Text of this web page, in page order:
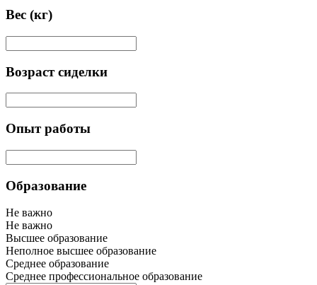
Вес (кг)
Возраст сиделки
Опыт работы
Образование
Не важно
Не важно
Высшее образование
Неполное высшее образование
Среднее образование
Среднее профессиональное образование